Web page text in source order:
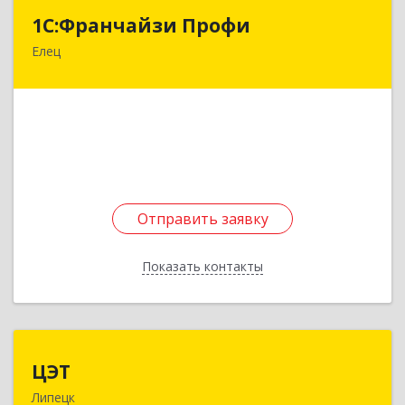
1С:Франчайзи Профи
Елец
Отправить заявку
Показать контакты
1С:Франчайзи Профи
Отправить заявку
Назад
ЦЭТ
Липецк